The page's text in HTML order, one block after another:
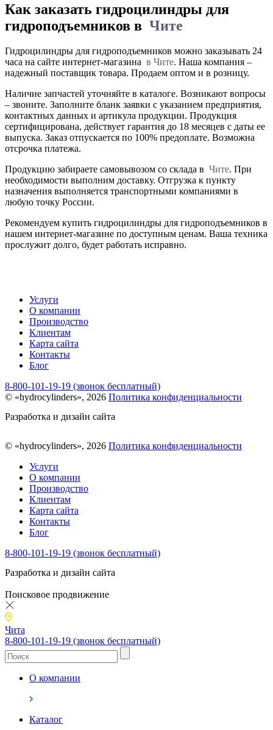
Как заказать гидроцилиндры для
гидроподъемников в Чите
Гидроцилиндры для гидроподъемников можно заказывать 24
часа на сайте интернет-магазина в Чите. Наша компания –
надежный поставщик товара. Продаем оптом и в розницу.
Наличие запчастей уточняйте в каталоге. Возникают вопросы
– звоните. Заполните бланк заявки с указанием предприятия,
контактных данных и артикула продукции. Продукция
сертифицирована, действует гарантия до 18 месяцев с даты ее
выпуска. Заказ отпускается по 100% предоплате. Возможна
отсрочка платежа.
Продукцию забираете самовывозом со склада в Чите. При
необходимости выполним доставку. Отгрузка к пункту
назначения выполняется транспортными компаниями в
любую точку России.
Рекомендуем купить гидроцилиндры для гидроподъемников в
нашем интернет-магазине по доступным ценам. Ваша техника
прослужит долго, будет работать исправно.
Услуги
О компании
Производство
Клиентам
Карта сайта
Контакты
Блог
8-800-101-19-19 (звонок бесплатный)
© «hydrocylinders», 2026 Политика конфиденциальности
Разработка и дизайн сайта
© «hydrocylinders», 2026 Политика конфиденциальности
Услуги
О компании
Производство
Клиентам
Карта сайта
Контакты
Блог
8-800-101-19-19 (звонок бесплатный)
Разработка и дизайн сайта
Поисковое продвижение
Чита
8-800-101-19-19 (звонок бесплатный)
О компании
Каталог